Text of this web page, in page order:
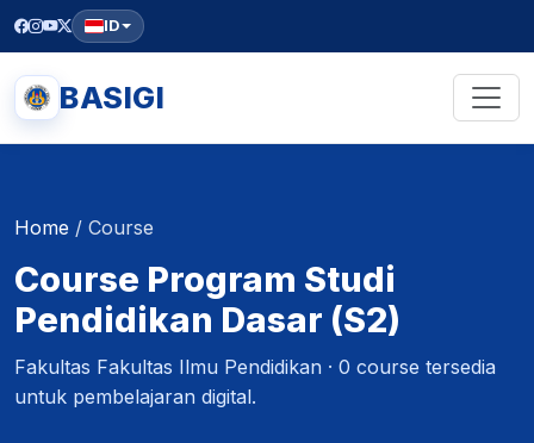
ID
BASIGI
Home / Course
Course Program Studi
Pendidikan Dasar (S2)
Fakultas Fakultas Ilmu Pendidikan · 0 course tersedia
untuk pembelajaran digital.